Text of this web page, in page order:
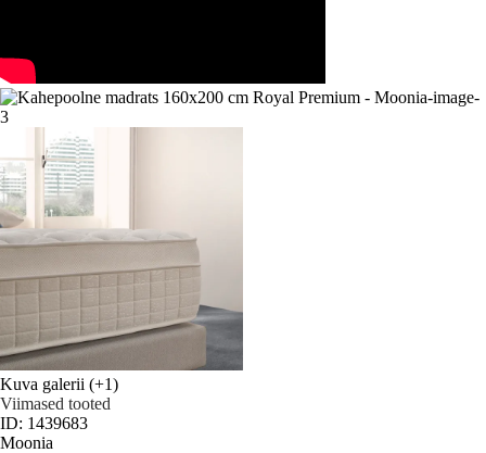
Kuva galerii (+1)
Viimased tooted
ID: 1439683
Moonia